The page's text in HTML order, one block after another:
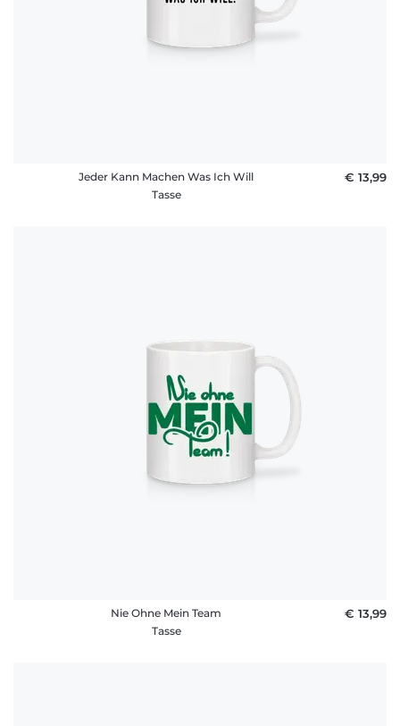
Jeder Kann Machen Was Ich Will
Tasse
€ 13,99
Nie Ohne Mein Team
Tasse
€ 13,99